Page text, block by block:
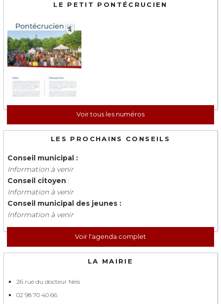
LE PETIT PONTÉCRUCIEN
Voir tous les numéros
LES PROCHAINS CONSEILS
Conseil municipal :
Information à venir
Conseil citoyen :
Information à venir
Conseil municipal des jeunes :
Information à venir
Voir l'agenda complet
LA MAIRIE
26 rue du docteur Neis
02 98 70 40 66